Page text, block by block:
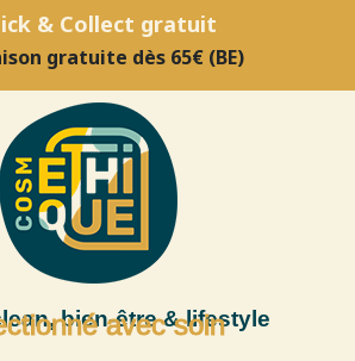
& Collect gratuit
gratuite dès 65€ (BE)
bien-être & lifestyle
avec soin